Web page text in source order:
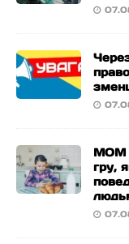
МОМ
гру,